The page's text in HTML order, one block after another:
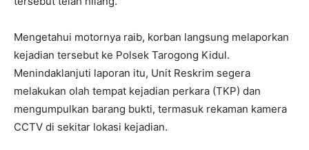
Mengetahui motornya raib, korban langsung melaporkan
kejadian tersebut ke Polsek Tarogong Kidul.
Menindaklanjuti laporan itu, Unit Reskrim segera
melakukan olah tempat kejadian perkara (TKP) dan
mengumpulkan barang bukti, termasuk rekaman kamera
CCTV di sekitar lokasi kejadian.